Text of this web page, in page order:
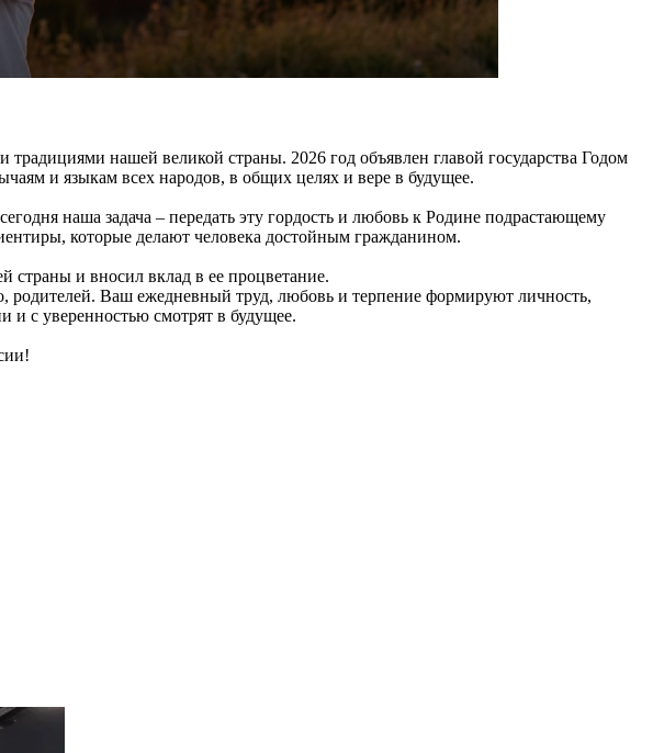
нашей великой страны. 2026 год объявлен главой государства Годом
и языкам всех народов, в общих целях и вере в будущее.
наша задача – передать эту гордость и любовь к Родине подрастающему
которые делают человека достойным гражданином.
страны и вносил вклад в ее процветание.
родителей. Ваш ежедневный труд, любовь и терпение формируют личность,
и с уверенностью смотрят в будущее.